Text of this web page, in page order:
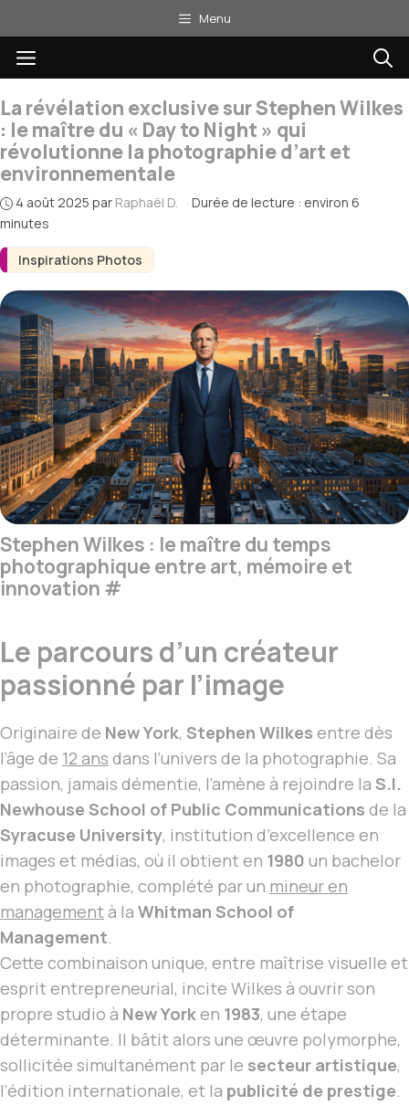
au
contenu
Menu
Menu
Inspirations Photos
La révélation exclusive sur Stephen Wilkes
: le maître du « Day to Night » qui
révolutionne la photographie d’art et
environnementale
4 août 2025 par Raphaël D. · Durée de lecture : environ 6
minutes
Stephen Wilkes : le maître du temps
photographique entre art, mémoire et
innovation #
Le parcours d’un créateur
passionné par l’image
Originaire de New York, Stephen Wilkes entre dès
l’âge de 12 ans dans l’univers de la photographie. Sa
passion, jamais démentie, l’amène à rejoindre la S.I.
Newhouse School of Public Communications de la
Syracuse University, institution d’excellence en
images et médias, où il obtient en 1980 un bachelor
en photographie, complété par un mineur en
management à la Whitman School of
Management.
Cette combinaison unique, entre maîtrise visuelle et
esprit entrepreneurial, incite Wilkes à ouvrir son
propre studio à New Yorken 1983, une étape
déterminante. Il bâtit alors une œuvre polymorphe,
sollicitée simultanément par le secteur artistique,
l’édition internationale, et la publicité de prestige.